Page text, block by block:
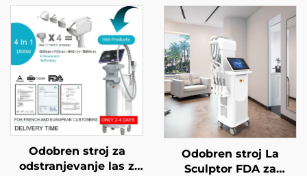
Odobren stroj za
odstranjevanje las z
Odobren stroj La
Sculptor FDA za